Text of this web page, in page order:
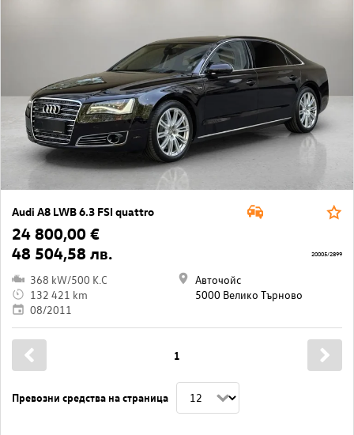
Audi A8 LWB 6.3 FSI quattro
24 800,00 €
48 504,58 лв.
368 kW/500 K.C
132 421 km
08/2011
Авточойс
5000 Велико Търново
20005/2899
Превозни средства на страница
1